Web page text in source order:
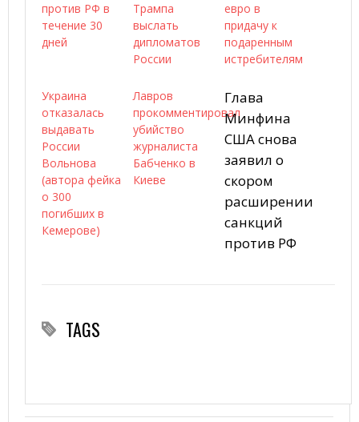
против РФ в
течение 30
дней
Трампа
выслать
дипломатов
России
евро в
придачу к
подаренным
истребителям
Украина
отказалась
выдавать
России
Вольнова
(автора фейка
о 300
погибших в
Кемерове‍)
Лавров
прокомментировал
убийство
журналиста
Бабченко в
Киеве
Глава
Минфина
США снова
заявил о
скором
расширении
санкций
против РФ
TAGS